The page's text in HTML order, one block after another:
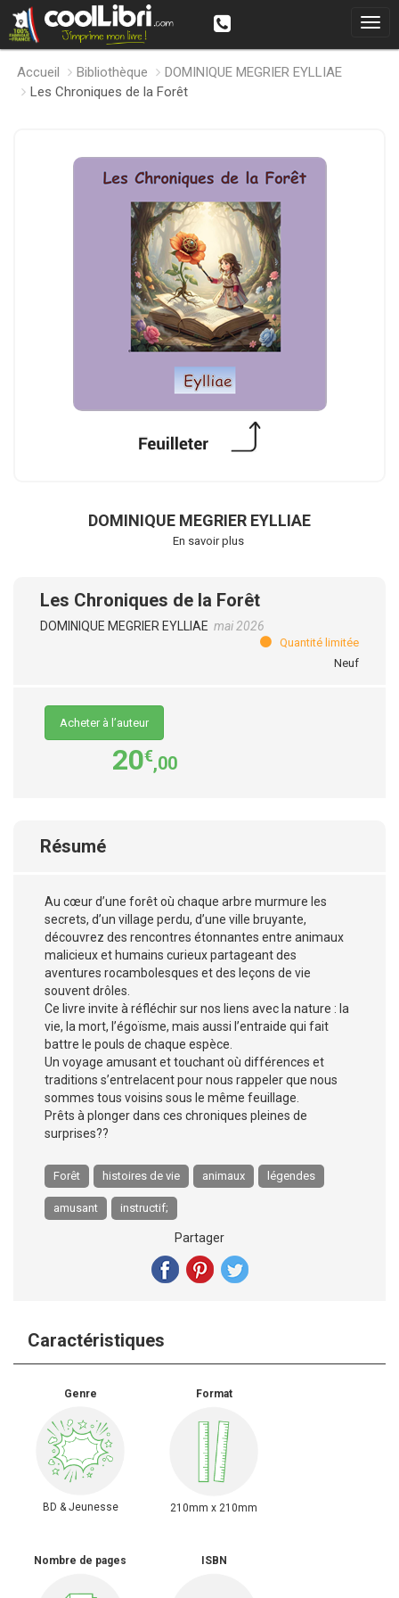
Accueil Bibliothèque
DOMINIQUE MEGRIER EYLLIAE
Les Chroniques de la Forêt
DOMINIQUE MEGRIER EYLLIAE
En savoir plus
Les Chroniques de la Forêt
DOMINIQUE MEGRIER EYLLIAE mai 2026
Quantité limitée
Neuf
Acheter à l’auteur
20€,00
Résumé
Au cœur d’une forêt où chaque arbre murmure les
secrets, d’un village perdu, d’une ville bruyante,
découvrez des rencontres étonnantes entre animaux
malicieux et humains curieux partageant des
aventures rocambolesques et des leçons de vie
souvent drôles.
Ce livre invite à réfléchir sur nos liens avec la nature : la
vie, la mort, l’égoïsme, mais aussi l’entraide qui fait
battre le pouls de chaque espèce.
Un voyage amusant et touchant où différences et
traditions s’entrelacent pour nous rappeler que nous
sommes tous voisins sous le même feuillage.
Prêts à plonger dans ces chroniques pleines de
surprises??
Forêt histoires de vie animaux légendes
amusant instructif;
Partager
Caractéristiques
Genre
BD & Jeunesse
Format
210mm x 210mm
Nombre de pages ISBN